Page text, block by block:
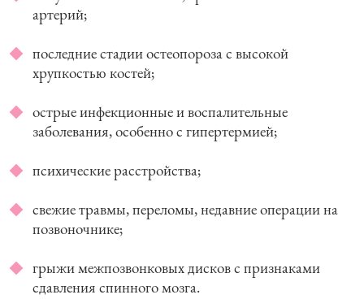
артерий;
последние стадии остеопороза с высокой
хрупкостью костей;
острые инфекционные и воспалительные
заболевания, особенно с гипертермией;
психические расстройства;
свежие травмы, переломы, недавние операции на
позвоночнике;
грыжи межпозвонковых дисков с признаками
сдавления спинного мозга.